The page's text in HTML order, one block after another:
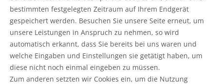
bestimmten festgelegten Zeitraum auf Ihrem Endgerät
gespeichert werden. Besuchen Sie unsere Seite erneut, um
unsere Leistungen in Anspruch zu nehmen, so wird
automatisch erkannt, dass Sie bereits bei uns waren und
welche Eingaben und Einstellungen sie getätigt haben, um
diese nicht noch einmal eingeben zu müssen.
Zum anderen setzten wir Cookies ein, um die Nutzung